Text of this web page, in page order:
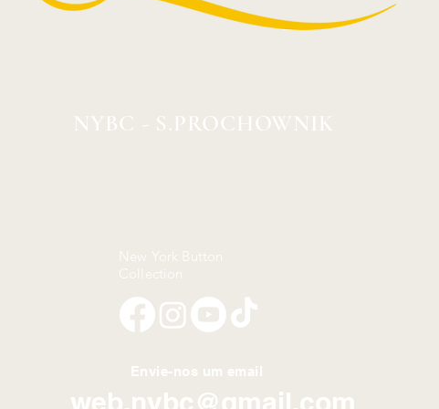
NYBC - S.PROCHOWNIK
New York Button
Envie-nos um email
web.nybc@gmail.com